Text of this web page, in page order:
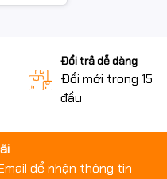
Đổi trả dễ dàng
Đổi mới trong 15
đầu
để nhận thông tin